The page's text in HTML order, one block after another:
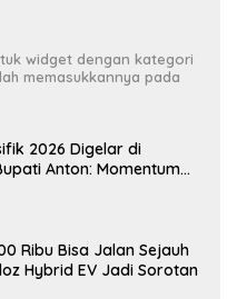
widget dengan kategori
memasukkannya pada
2026 Digelar di
Anton: Momentum
Ribu Bisa Jalan Sejauh
Hybrid EV Jadi Sorotan